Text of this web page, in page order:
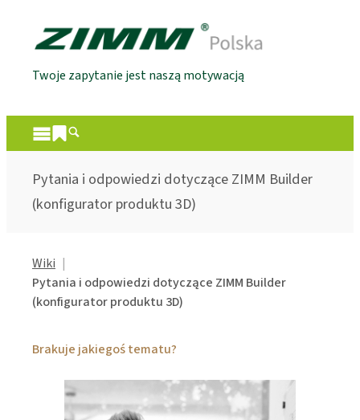
Twoje zapytanie jest naszą motywacją
Pytania i odpowiedzi dotyczące ZIMM Builder
(konfigurator produktu 3D)
Wiki
Pytania i odpowiedzi dotyczące ZIMM Builder
(konfigurator produktu 3D)
Brakuje jakiegoś tematu?